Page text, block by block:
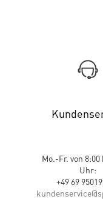
Mo.-Fr. von 8:00
Uhr:
+49 69